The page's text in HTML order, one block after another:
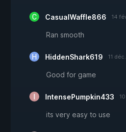
CasualWaffle866 14
Ran smooth
HiddenShark619 11 déc.
Good for game
IntensePumpkin433
its very easy to use